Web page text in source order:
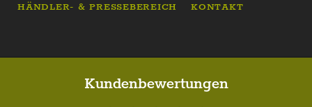
HÄNDLER- & PRESSEBEREICH KONTAKT
Kundenbewertungen